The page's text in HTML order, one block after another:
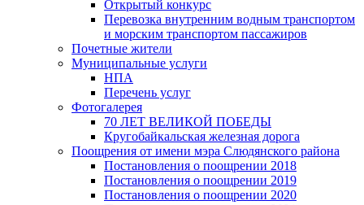
Открытый конкурс
Перевозка внутренним водным транспортом
и морским транспортом пассажиров
Почетные жители
Муниципальные услуги
НПА
Перечень услуг
Фотогалерея
70 ЛЕТ ВЕЛИКОЙ ПОБЕДЫ
Кругобайкальская железная дорога
Поощрения от имени мэра Слюдянского района
Постановления о поощрении 2018
Постановления о поощрении 2019
Постановления о поощрении 2020